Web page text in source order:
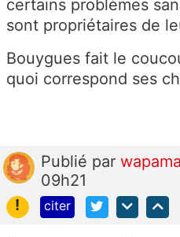
certains problèmes
sont propriétaires de
Bouygues fait le
quoi correspond ses
Publié par
09h21
!
citer